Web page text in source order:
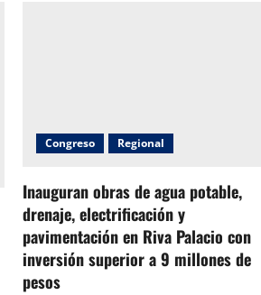
Congreso Regional
Inauguran obras de agua potable,
drenaje, electrificación y
pavimentación en Riva Palacio con
inversión superior a 9 millones de
pesos